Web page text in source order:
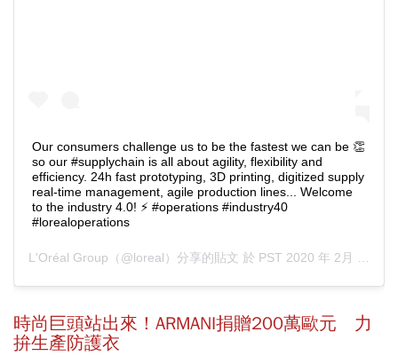
Our consumers challenge us to be the fastest we can be 👏
so our #supplychain is all about agility, flexibility and
efficiency. 24h fast prototyping, 3D printing, digitized supply
real-time management, agile production lines... Welcome
to the industry 4.0! ⚡️ #operations #industry40
#lorealoperations
L'Oréal Group （@loreal）分享的貼文 於 PST 2020 年 2月 月 26 日 上午 9:30
時尚巨頭站出來！ARMANI捐贈200萬歐元 力
拚生產防護衣